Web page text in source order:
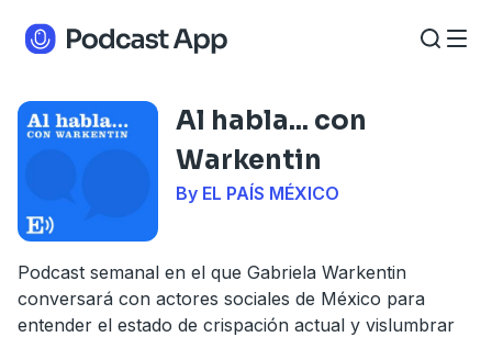
Al habla... con
Warkentin
By EL PAÍS MÉXICO
Podcast semanal en el que Gabriela Warkentin
conversará con actores sociales de México para
entender el estado de crispación actual y vislumbrar